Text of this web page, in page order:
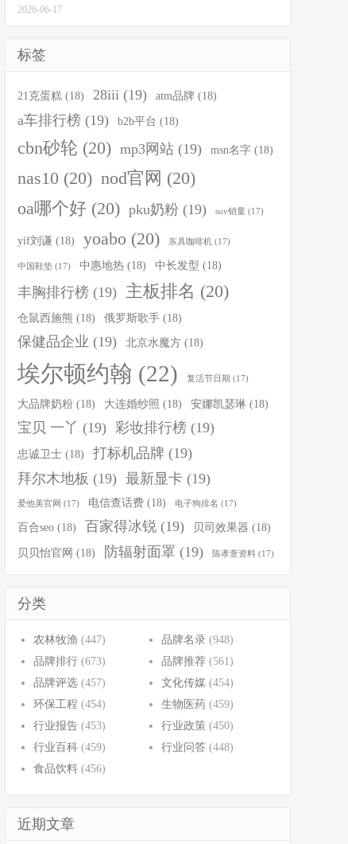
2026-06-17
标签
21克蛋糕 (18) 28iii (19) atm品牌 (18)
a车排行榜 (19) b2b平台 (18)
cbn砂轮 (20) mp3网站 (19) msn名字 (18)
nas10 (20) nod官网 (20)
oa哪个好 (20) pku奶粉 (19) suv销量 (17)
yif刘谦 (18) yoabo (20) 东具咖啡机 (17)
中国鞋垫 (17) 中惠地热 (18) 中长发型 (18)
丰胸排行榜 (19) 主板排名 (20)
仓鼠西施熊 (18) 俄罗斯歌手 (18)
保健品企业 (19) 北京水魔方 (18)
埃尔顿约翰 (22) 复活节日期 (17)
大品牌奶粉 (18) 大连婚纱照 (18) 安娜凯瑟琳 (18)
宝贝 一丫 (19) 彩妆排行榜 (19)
忠诚卫士 (18) 打标机品牌 (19)
拜尔木地板 (19) 最新显卡 (19)
爱他美官网 (17) 电信查话费 (18) 电子狗排名 (17)
百合seo (18) 百家得冰锐 (19) 贝司效果器 (18)
贝贝怡官网 (18) 防辐射面罩 (19) 陈孝萱资料 (17)
分类
农林牧渔 (447) 品牌名录 (948)
品牌排行 (673) 品牌推荐 (561)
品牌评选 (457) 文化传媒 (454)
环保工程 (454) 生物医药 (459)
行业报告 (453) 行业政策 (450)
行业百科 (459) 行业问答 (448)
食品饮料 (456)
近期文章